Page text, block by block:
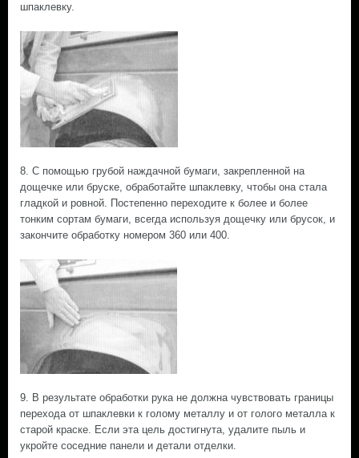
шпаклевку.
8. С помощью грубой наждачной бумаги, закрепленной на
дощечке или бруске, обработайте шпаклевку, чтобы она стала
гладкой и ровной. Постепенно переходите к более и более
тонким сортам бумаги, всегда используя дощечку или брусок, и
закончите обработку номером 360 или 400.
9. В результате обработки рука не должна чувствовать границы
перехода от шпаклевки к голому металлу и от голого металла к
старой краске. Если эта цель достигнута, удалите пыль и
укройте соседние панели и детали отделки.